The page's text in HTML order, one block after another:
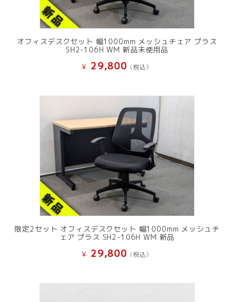
オフィスデスクセット 幅1000mm メッシュチェア プラス
SH2-106H WM 新品未使用品
¥ 29,800 (税込）
限定2セット オフィスデスクセット 幅1000mm メッシュチ
ェア プラス SH2-106H WM 新品
¥ 29,800 (税込）